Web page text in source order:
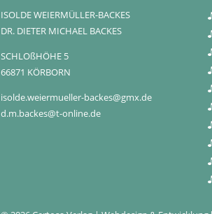
ISOLDE WEIERMÜLLER-BACKES
DR. DIETER MICHAEL BACKES
SCHLOßHÖHE 5
66871 KÖRBORN
isolde.weiermueller-backes@gmx.de
d.m.backes@t-online.de